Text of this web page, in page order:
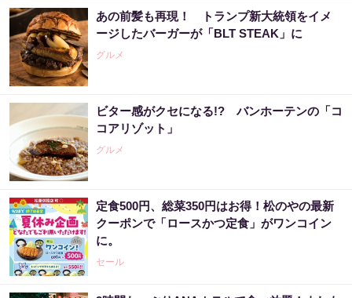
あの前髪も再現！ トランプ新大統領をイメ
ージしたバーガーが「BLT STEAK」に
グルメ
ビター感がクセになる!? バンホーテンの「コ
コアリゾット」
グルメ
定食500円、総菜350円はお得！松のやの最新
クーポンで「ロースかつ定食」がワンコイン
に。
セール